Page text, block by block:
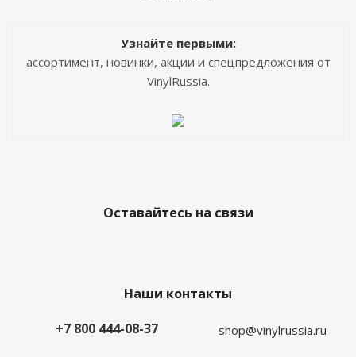
Узнайте первыми:
ассортимент, новинки, акции и спецпредложения от
VinylRussia.
Оставайтесь на связи
Наши контакты
+7 800 444-08-37
shop@vinylrussia.ru